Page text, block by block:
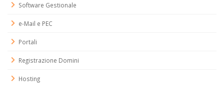
Software Gestionale
e-Mail e PEC
Portali
Registrazione Domini
Hosting